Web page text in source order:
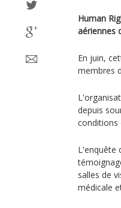
Human
aériennes
En juin,
membres
depuis
conditions
L'enquête
salles de
médicale